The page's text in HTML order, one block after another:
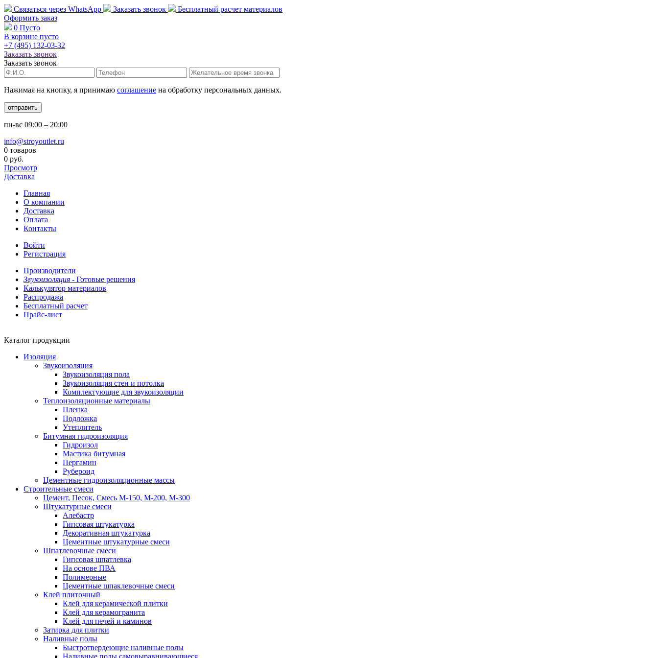
Связаться через WhatsApp Заказать звонок Бесплатный расчет материалов
Оформить заказ
0 Пусто
В корзине пусто
+7 (495) 132-03-32
Заказать звонок
Заказать звонок
Нажимая на кнопку, я принимаю соглашение на обработку персональных данных.
отправить
пн-вс 09:00 – 20:00
info@stroyoutlet.ru
0 товаров
0 руб.
Просмотр
Доставка
Главная
О компании
Доставка
Оплата
Контакты
Войти
Регистрация
Производители
Звукоизоляция - Готовые решения
Калькулятор материалов
Распродажа
Бесплатный расчет
Прайс-лист
Каталог продукции
Изоляция
Звукоизоляция
Звукоизоляция пола
Звукоизоляция стен и потолка
Комплектующие для звукоизоляции
Теплоизоляционные материалы
Пленка
Подложка
Утеплитель
Битумная гидроизоляция
Гидроизол
Мастика битумная
Пергамин
Рубероид
Цементные гидроизоляционные массы
Строительные смеси
Цемент, Песок, Смесь М-150, М-200, М-300
Штукатурные смеси
Алебастр
Гипсовая штукатурка
Декоративная штукатурка
Цементные штукатурные смеси
Шпатлевочные смеси
Гипсовая шпатлевка
На основе ПВА
Полимерные
Цементные шпаклевочные смеси
Клей плиточный
Клей для керамической плитки
Клей для керамогранита
Клей для печей и каминов
Затирка для плитки
Наливные полы
Быстротвердеющие наливные полы
Наливные полы самовыравнивающиеся